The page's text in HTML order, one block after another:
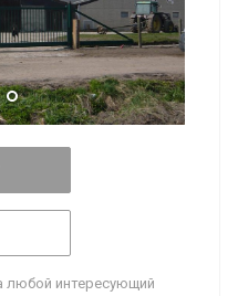
любой интересующий